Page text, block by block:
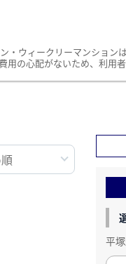
・ウィークリーマンション
の心配がないため、利用者
平